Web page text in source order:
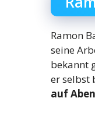
Ramon
seine
bekannt
er selbst
auf